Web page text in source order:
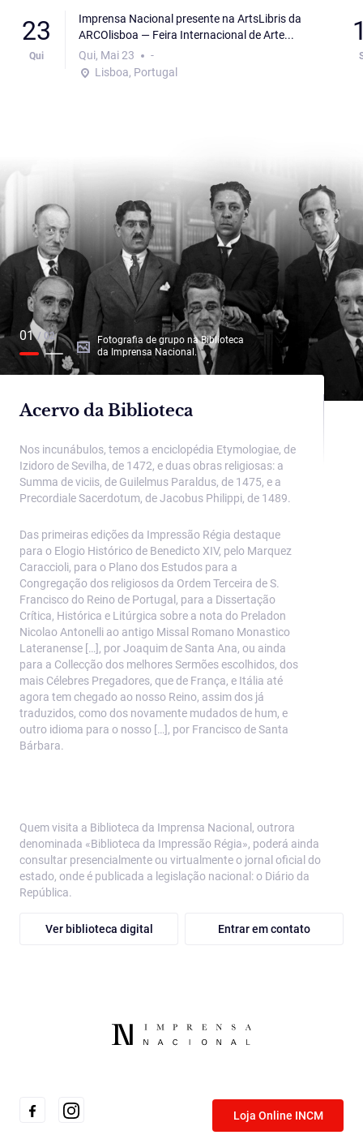
23
Qui
Imprensa Nacional presente na ArtsLibris da
ARCOlisboa — Feira Internacional de Arte...
Qui, Mai 23
-
Lisboa, Portugal
01/ 02
Fotografia de grupo na Biblioteca
da Imprensa Nacional.
Acervo da Biblioteca
Nos incunábulos, temos a enciclopédia Etymologiae, de
Izidoro de Sevilha, de 1472, e duas obras religiosas: a
Summa de viciis, de Guilelmus Paraldus, de 1475, e a
Precordiale Sacerdotum, de Jacobus Philippi, de 1489.
Das primeiras edições da Impressão Régia destaque
para o Elogio Histórico de Benedicto XIV, pelo Marquez
Caraccioli, para o Plano dos Estudos para a
Congregação dos religiosos da Ordem Terceira de S.
Francisco do Reino de Portugal, para a Dissertação
Crítica, Histórica e Litúrgica sobre a nota do Preladon
Nicolao Antonelli ao antigo Missal Romano Monastico
Lateranense […], por Joaquim de Santa Ana, ou ainda
para a Collecção dos melhores Sermões escolhidos, dos
mais Célebres Pregadores, que de França, e Itália até
agora tem chegado ao nosso Reino, assim dos já
traduzidos, como dos novamente mudados de hum, e
outro idioma para o nosso […], por Francisco de Santa
Bárbara.
Quem visita a Biblioteca da Imprensa Nacional, outrora
denominada «Biblioteca da Impressão Régia», poderá ainda
consultar presencialmente ou virtualmente o jornal oficial do
estado, onde é publicada a legislação nacional: o Diário da
República.
Ver biblioteca digital Entrar em contato
Loja Online INCM